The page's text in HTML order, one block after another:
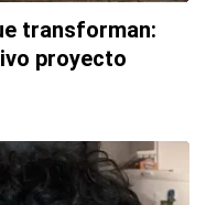
transforman:
proyecto